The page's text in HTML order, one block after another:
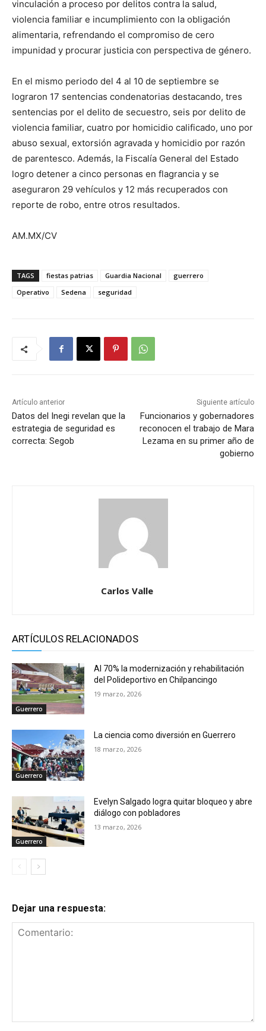
vinculación a proceso por delitos contra la salud,
violencia familiar e incumplimiento con la obligación
alimentaria, refrendando el compromiso de cero
impunidad y procurar justicia con perspectiva de género.
En el mismo periodo del 4 al 10 de septiembre se
lograron 17 sentencias condenatorias destacando, tres
sentencias por el delito de secuestro, seis por delito de
violencia familiar, cuatro por homicidio calificado, uno por
abuso sexual, extorsión agravada y homicidio por razón
de parentesco. Además, la Fiscalía General del Estado
logro detener a cinco personas en flagrancia y se
aseguraron 29 vehículos y 12 más recuperados con
reporte de robo, entre otros resultados.
AM.MX/CV
TAGS fiestas patrias Guardia Nacional
guerrero
Operativo
Sedena seguridad
Artículo anterior
Datos del Inegi revelan que la
estrategia de seguridad es
correcta: Segob
Siguiente artículo
Funcionarios y gobernadores
reconocen el trabajo de Mara
Lezama en su primer año de
gobierno
Carlos Valle
ARTÍCULOS RELACIONADOS
Guerrero
Al 70% la modernización y rehabilitación
del Polideportivo en Chilpancingo
19 marzo, 2026
Guerrero
La ciencia como diversión en Guerrero
18 marzo, 2026
Guerrero
Evelyn Salgado logra quitar bloqueo y abre
diálogo con pobladores
13 marzo, 2026
Dejar una respuesta: